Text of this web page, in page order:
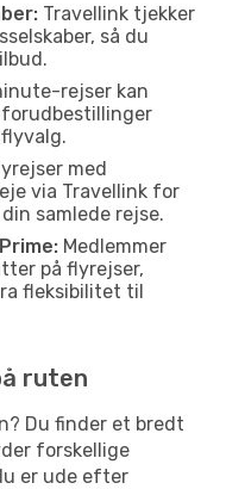
Travellink tjekker
så du
rejser kan
med
via Travellink for
samlede rejse.
Medlemmer
på flyrejser,
fleksibilitet til
ruten
Du finder et bredt
forskellige
er ude efter